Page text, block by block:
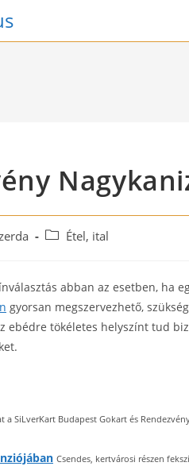
Post Étel, ital
abban az esetben, ha
gyorsan megszervezhető,
ebédre tökéletes helyszínt tud
a SiLverKart Budapest Gokart és
Csendes, kertvárosi részen